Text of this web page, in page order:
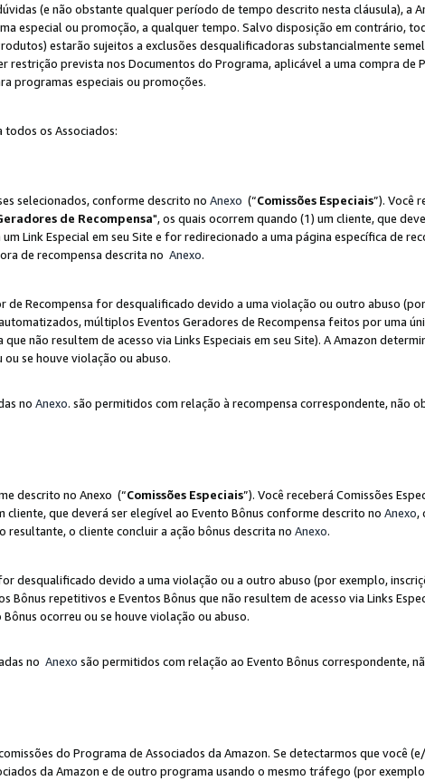
(e não obstante qualquer período de tempo descrito nesta cláusula), a
especial ou promoção, a qualquer tempo. Salvo disposição em contrário,
estarão sujeitos a exclusões desqualificadoras substancialmente
restrição prevista nos Documentos do Programa, aplicável a uma compra de
programas especiais ou promoções.
todos os Associados:
selecionados, conforme descrito no Anexo (“Comissões Especiais”). Você
de Recompensa", os quais ocorrem quando (1) um cliente, que
um Link Especial em seu Site e for redirecionado a uma página específica de
de recompensa descrita no Anexo.
de Recompensa for desqualificado devido a uma violação ou outro abuso
múltiplos Eventos Geradores de Recompensa feitos por uma
não resultem de acesso via Links Especiais em seu Site). A Amazon
se houve violação ou abuso.
no Anexo. são permitidos com relação à recompensa correspondente, não
descrito no Anexo (“Comissões Especiais”). Você receberá Comissões
cliente, que deverá ser elegível ao Evento Bônus conforme descrito no Anexo,
resultante, o cliente concluir a ação bônus descrita no Anexo.
desqualificado devido a uma violação ou a outro abuso (por exemplo,
repetitivos e Eventos Bônus que não resultem de acesso via Links
ocorreu ou se houve violação ou abuso.
no Anexo são permitidos com relação ao Evento Bônus correspondente,
do Programa de Associados da Amazon. Se detectarmos que você
da Amazon e de outro programa usando o mesmo tráfego (por